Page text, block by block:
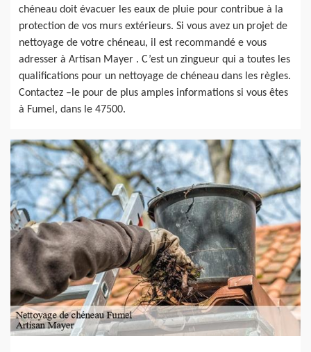
chéneau doit évacuer les eaux de pluie pour contribue à la
protection de vos murs extérieurs. Si vous avez un projet de
nettoyage de votre chéneau, il est recommandé e vous
adresser à Artisan Mayer . C’est un zingueur qui a toutes les
qualifications pour un nettoyage de chéneau dans les règles.
Contactez –le pour de plus amples informations si vous êtes
à Fumel, dans le 47500.